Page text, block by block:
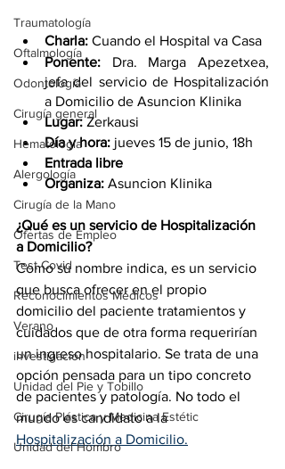
Traumatología
Oftalmología
Odontología
Cirugía general
Hematología
Alergología
Cirugía de la Mano
Ofertas de Empleo
Test Covid
Reconocimientos Médicos
Verano
investigacion
Unidad del Pie y Tobillo
Cirugía Plástica y Medicina Estétic
Unidad del Hombro
Charla: Cuando el Hospital va Casa
Ponente: Dra. Marga Apezetxea,
jefa del servicio de Hospitalización
a Domicilio de Asuncion Klinika
Lugar: Zerkausi
Día y hora: jueves 15 de junio, 18h
Entrada libre
Organiza: Asuncion Klinika
¿Qué es un servicio de Hospitalización
a Domicilio?
Como su nombre indica, es un servicio
que busca ofrecer en el propio
domicilio del paciente tratamientos y
cuidados que de otra forma requerirían
un ingreso hospitalario. Se trata de una
opción pensada para un tipo concreto
de pacientes y patología. No todo el
mundo es candidato a la
Hospitalización a Domicilio.